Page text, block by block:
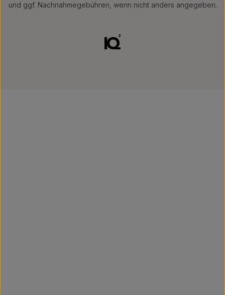
und ggf. Nachnahmegebühren, wenn nicht anders angegeben.